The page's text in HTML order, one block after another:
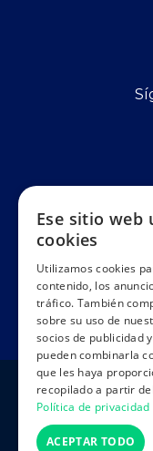
Aviso legal
Política de
Ese sitio web
cookies
Utilizamos cookies
contenido, los
tráfico. También
sobre su uso de
socios de publicidad
pueden combinarla
que les haya
recopilado a partir
Política de privacidad
ACEPTAR TODO